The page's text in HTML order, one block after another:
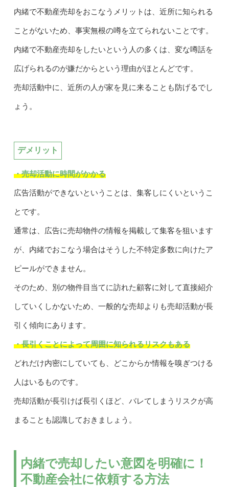
内緒で不動産売却をおこなうメリットは、近所に知られる
ことがないため、事実無根の噂を立てられないことです。
内緒で不動産売却をしたいという人の多くは、変な噂話を
広げられるのが嫌だからという理由がほとんどです。
売却活動中に、近所の人が家を見に来ることも防げるでし
ょう。
デメリット
・売却活動に時間がかかる
広告活動ができないということは、集客しにくいというこ
とです。
通常は、広告に売却物件の情報を掲載して集客を狙います
が、内緒でおこなう場合はそうした不特定多数に向けたア
ピールができません。
そのため、別の物件目当てに訪れた顧客に対して直接紹介
していくしかないため、一般的な売却よりも売却活動が長
引く傾向にあります。
・長引くことによって周囲に知られるリスクもある
どれだけ内密にしていても、どこからか情報を嗅ぎつける
人はいるものです。
売却活動が長引けば長引くほど、バレてしまうリスクが高
まることも認識しておきましょう。
内緒で売却したい意図を明確に！
不動産会社に依頼する方法